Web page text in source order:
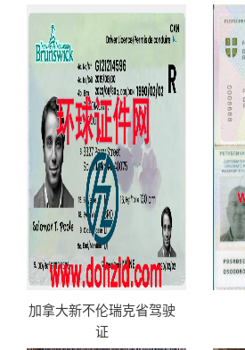
加拿大新不伦瑞克省驾驶
证